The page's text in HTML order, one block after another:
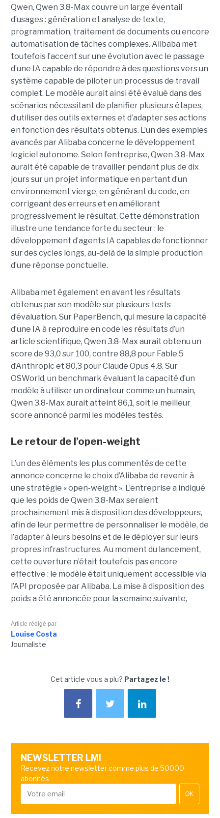
Qwen, Qwen 3.8-Max couvre un large éventail
d’usages : génération et analyse de texte,
programmation, traitement de documents ou encore
automatisation de tâches complexes. Alibaba met
toutefois l’accent sur une évolution avec le passage
d’une IA capable de répondre à des questions vers un
système capable de piloter un processus de travail
complet. Le modèle aurait ainsi été évalué dans des
scénarios nécessitant de planifier plusieurs étapes,
d’utiliser des outils externes et d’adapter ses actions
en fonction des résultats obtenus. L’un des exemples
avancés par Alibaba concerne le développement
logiciel autonome. Selon l’entreprise, Qwen 3.8-Max
aurait été capable de travailler pendant plus de dix
jours sur un projet informatique en partant d’un
environnement vierge, en générant du code, en
corrigeant des erreurs et en améliorant
progressivement le résultat. Cette démonstration
illustre une tendance forte du secteur : le
développement d’agents IA capables de fonctionner
sur des cycles longs, au-delà de la simple production
d’une réponse ponctuelle.
Alibaba met également en avant les résultats
obtenus par son modèle sur plusieurs tests
d’évaluation. Sur PaperBench, qui mesure la capacité
d’une IA à reproduire en code les résultats d’un
article scientifique, Qwen 3.8-Max aurait obtenu un
score de 93,0 sur 100, contre 88,8 pour Fable 5
d’Anthropic et 80,3 pour Claude Opus 4.8. Sur
OSWorld, un benchmark évaluant la capacité d’un
modèle à utiliser un ordinateur comme un humain,
Qwen 3.8-Max aurait atteint 86,1, soit le meilleur
score annoncé parmi les modèles testés.
Le retour de l’open-weight
L’un des éléments les plus commentés de cette
annonce concerne le choix d’Alibaba de revenir à
une stratégie « open-weight ». L’entreprise a indiqué
que les poids de Qwen 3.8-Max seraient
prochainement mis à disposition des développeurs,
afin de leur permettre de personnaliser le modèle, de
l’adapter à leurs besoins et de le déployer sur leurs
propres infrastructures. Au moment du lancement,
cette ouverture n’était toutefois pas encore
effective : le modèle était uniquement accessible via
l’API proposée par Alibaba. La mise à disposition des
poids a été annoncée pour la semaine suivante,
Article rédigé par
Louise Costa
Journaliste
Cet article vous a plu? Partagez le !
NEWSLETTER LMI
Recevez notre newsletter comme plus de 50000
abonnés
OK